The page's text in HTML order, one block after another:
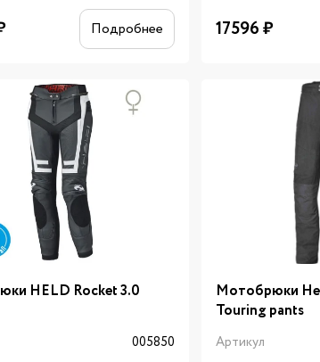
Подробнее 17596₽
HELD Rocket 3.0
005850
Мотобрюки
Touring pants
Артикул